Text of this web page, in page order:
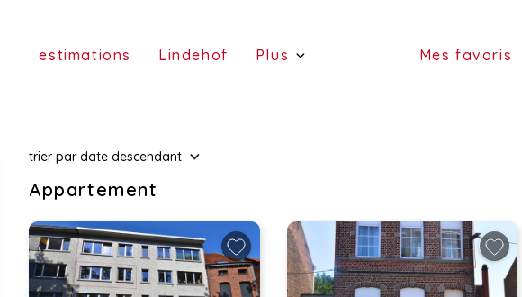
estimations (estimations)
Lindehof (Lindehof)
Plus Mes favoris
trier par date descendant
Appartement